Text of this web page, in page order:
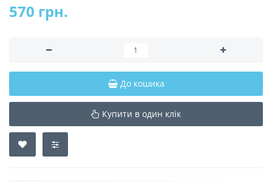
570 грн.
До кошика
Купити в один клік